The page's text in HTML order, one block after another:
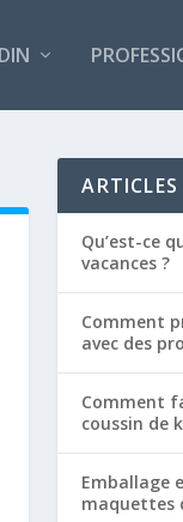
ARTICLES
Qu’est-ce
vacances ?
Comment
avec des
Comment
coussin de
Emballage
maquettes